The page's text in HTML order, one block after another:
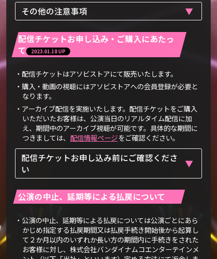
その他の注意事項
配信チケットお申し込み・ご購入にあたっ
て
2023.01.18 UP
・配信チケットはアソビストアにて販売いたします。
・購入・動画の視聴にはアソビストアへの会員登録が必要と
なります。
・アーカイブ配信を実施いたします。配信チケットをご購入
いただいたお客様は、公演当日のリアルタイム配信に加
え、期間中のアーカイブ視聴が可能です。具体的な期間に
つきましては、 配信情報ページをご確認ください。
配信チケットお申し込み前にご確認くださ
い
公演の中止、延期等による払戻について
・公演の中止、延期等による払戻については公演ごとにあら
かじめ指定する払戻期間又は払戻手続き開始後から起算し
て２か月以内のいずれか長い方の期間内に手続きをされた
お客様に対し、株式会社バンダイナムコエンターテインメ